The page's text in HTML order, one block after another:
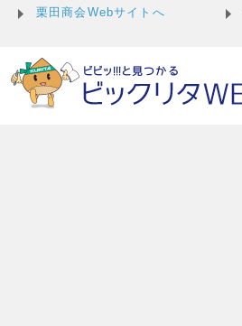
栗田商会Webサイトへ